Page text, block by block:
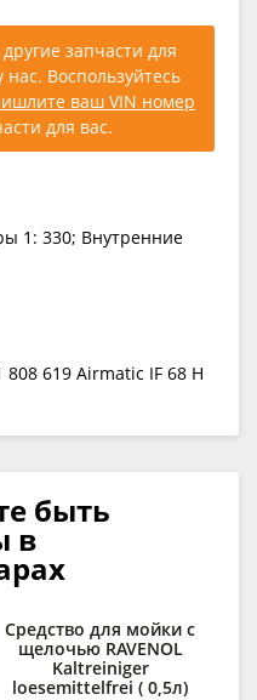
запчасти для
Воспользуйтесь
ваш VIN номер
для вас.
1: 330; Внутренние
619 Airmatic IF 68 H
быть
в
Средство для мойки с
щелочью RAVENOL
Kaltreiniger
loesemittelfrei ( 0,5л)